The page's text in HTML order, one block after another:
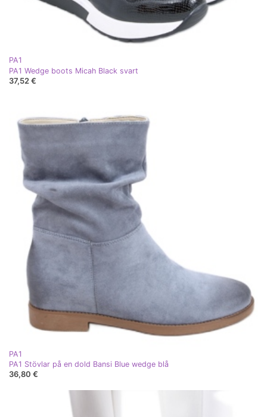
PA1
PA1 Wedge boots Micah Black svart
37,52 €
PA1
PA1 Stövlar på en dold Bansi Blue wedge blå
36,80 €